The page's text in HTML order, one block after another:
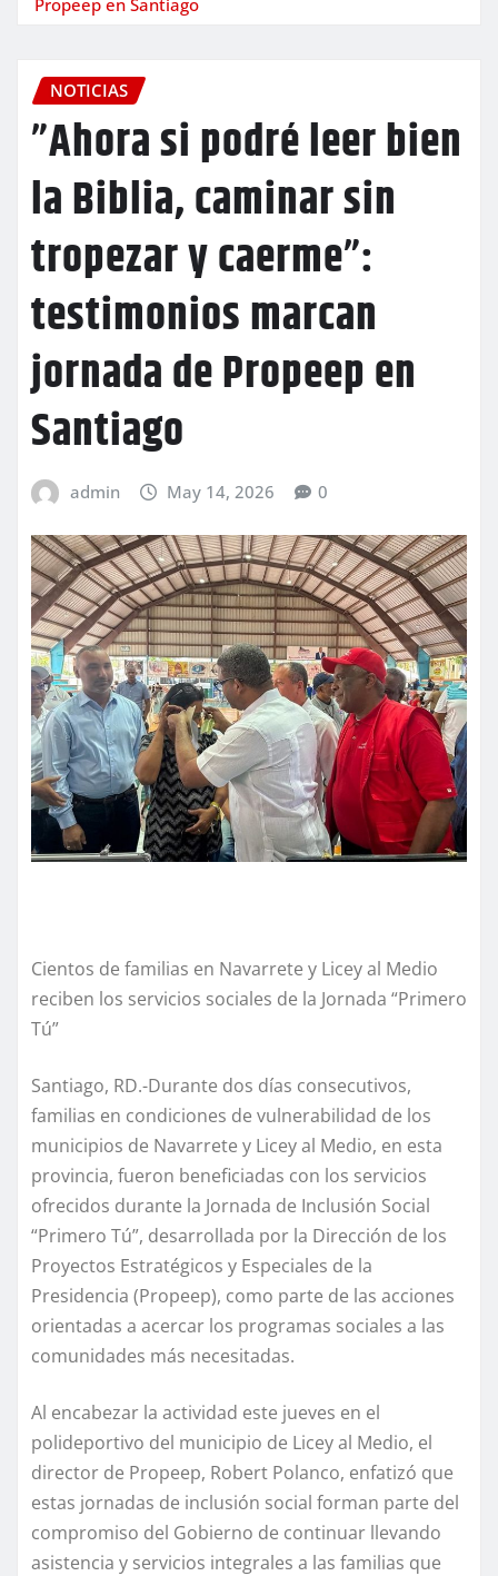
NOTICIAS
”Ahora si podré leer bien
la Biblia, caminar sin
tropezar y caerme”:
testimonios marcan
jornada de Propeep en
Santiago
admin May 14, 2026 0
Cientos de familias en Navarrete y Licey al Medio
reciben los servicios sociales de la Jornada “Primero
Tú”
Santiago, RD.-Durante dos días consecutivos,
familias en condiciones de vulnerabilidad de los
municipios de Navarrete y Licey al Medio, en esta
provincia, fueron beneficiadas con los servicios
ofrecidos durante la Jornada de Inclusión Social
“Primero Tú”, desarrollada por la Dirección de los
Proyectos Estratégicos y Especiales de la
Presidencia (Propeep), como parte de las acciones
orientadas a acercar los programas sociales a las
comunidades más necesitadas.
Al encabezar la actividad este jueves en el
polideportivo del municipio de Licey al Medio, el
director de Propeep, Robert Polanco, enfatizó que
estas jornadas de inclusión social forman parte del
compromiso del Gobierno de continuar llevando
asistencia y servicios integrales a las familias que